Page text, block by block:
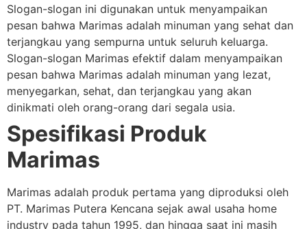
Slogan-slogan ini digunakan untuk menyampaikan
pesan bahwa Marimas adalah minuman yang sehat dan
terjangkau yang sempurna untuk seluruh keluarga.
Slogan-slogan Marimas efektif dalam menyampaikan
pesan bahwa Marimas adalah minuman yang lezat,
menyegarkan, sehat, dan terjangkau yang akan
dinikmati oleh orang-orang dari segala usia.
Spesifikasi Produk
Marimas
Marimas adalah produk pertama yang diproduksi oleh
PT. Marimas Putera Kencana sejak awal usaha home
industry pada tahun 1995, dan hingga saat ini masih